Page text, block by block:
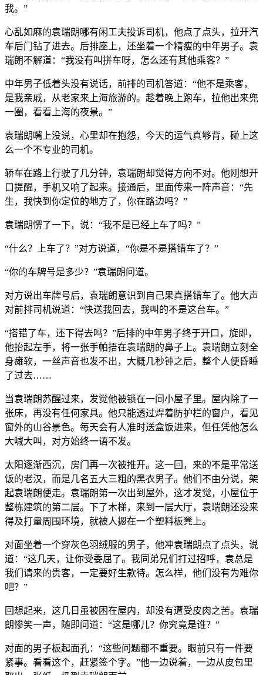
我。”
心乱如麻的袁瑞朗哪有闲工夫投诉司机，他点了点头，拉开汽
车后门钻了进去。后排座上，还坐着一个精瘦的中年男子。袁
瑞朗不解道：“我没有叫拼车呀，怎么还有其他乘客？”
中年男子低着头没有说话，前排的司机答道：“他不是乘客，
是我亲戚，从老家来上海旅游的。趁着晚上跑车，拉他出来兜
一圈，看看上海的夜景。”
袁瑞朗嘴上没说，心里却在抱怨，今天的运气真够背，碰上这
么一个不专业的司机。
轿车在路上行驶了几分钟，袁瑞朗却觉得方向不对。他刚想开
口提醒，手机又响了起来。接通后，里面传来一阵声音：“先
生，我快到你定位的地方了，你在路边吗？”
袁瑞朗愣了一下，说：“我不是已经上车了吗？”
“什么？上车了？”对方说道，“你是不是搭错车了？”
“你的车牌号是多少？”袁瑞朗问道。
对方说出车牌号后，袁瑞朗意识到自己果真搭错车了。他大声
对前排司机说道：“快送我回去，我叫的不是这台车。”
“搭错了车，还下得去吗？”后排的中年男子终于开口，旋即，
他抬起左手，将一张手帕捂在袁瑞朗的鼻子上。袁瑞朗立刻全
身瘫软，一丝声音也发不出，大概几秒钟之后，整个人便昏睡
了过去……
当袁瑞朗苏醒过来，发觉他被锁在一间小屋子里。屋内除了一
张床，再没有任何家具。他只能透过焊着防护栏的窗户，看见
窗外的山谷景色。每天会有人准时送盒饭进来，但任凭他怎么
大喊大叫，对方始终一语不发。
太阳逐渐西沉，房门再一次被推开。这一回，来的不是平常送
饭的老汉，而是几名五大三粗的黑衣男子。他们不由分说，架
起袁瑞朗便走。袁瑞朗第一次出到屋外，这才发觉，小屋位于
整栋建筑的第二层。下了木梯，来到一层大厅，袁瑞朗还没来
得及打量周围环境，就被人摁在一个塑料板凳上。
对面坐着一个穿灰色羽绒服的男子，他冲袁瑞朗点了点头，说
道：“这几天，让你受委屈了。我同弟兄们打过招呼，袁总是
我们请来的贵客，一定要好生款待。怎么样，他们没有为难你
吧？”
回想起来，这几日虽被困在屋内，却没有遭受皮肉之苦。袁瑞
朗惨笑一声，随即问道：“这是哪儿？你究竟是谁？”
对面的男子板起面孔：“这些问题都不重要。眼前只有一件要
紧事。看看这个，赶紧签个字。”他一边说着，一边从皮包里